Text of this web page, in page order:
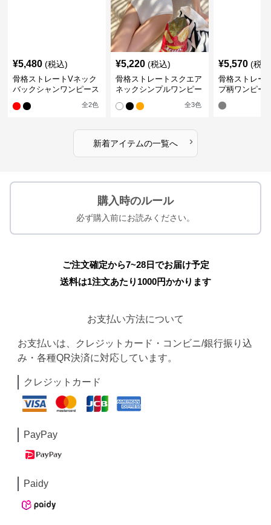
¥5,480 (税込)
骨格ストレートVネック
バックシャンワンピース
全2色
¥5,220 (税込)
骨格ストレートスクエア
ネックシンプルワンピー
全3色
¥5,570 (税
骨格ストレー
プ柄ワンピー
新着アイテムの一覧へ ›
購入時のルール
必ず購入前にお読みください。
ご注文確定から7~28日でお届け予定
送料は1注文あたり 1000円かかります
お支払い方法について
お支払いは、クレジットカード・コンビニ/銀行振り込
み・各種QR決済に対応しています。
クレジットカード
PayPay
Paidy